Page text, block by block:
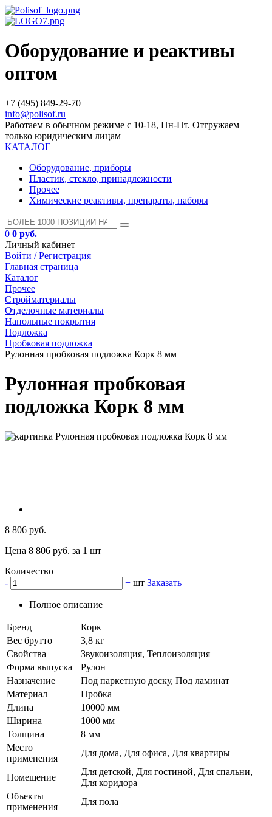
Оборудование и реактивы
оптом
+7 (495) 849-29-70
info@polisof.ru
Работаем в обычном режиме с 10-18, Пн-Пт. Отгружаем
только юридическим лицам
КАТАЛОГ
Оборудование, приборы
Пластик, стекло, принадлежности
Прочее
Химические реактивы, препараты, наборы
0 0 руб.
Личный кабинет
Войти / Регистрация
Главная страница
Каталог
Прочее
Стройматериалы
Отделочные материалы
Напольные покрытия
Подложка
Пробковая подложка
Рулонная пробковая подложка Корк 8 мм
Рулонная пробковая
подложка Корк 8 мм
8 806 руб.
Цена 8 806 руб. за 1 шт
Количество
-
+ шт Заказать
Полное описание
Бренд
Корк
Вес брутто
3,8 кг
Свойства
Звукоизоляция, Теплоизоляция
Форма выпуска
Рулон
Назначение
Под паркетную доску, Под ламинат
Материал
Пробка
Длина
10000 мм
Ширина
1000 мм
Толщина
8 мм
Место
применения
Для дома, Для офиса, Для квартиры
Помещение
Для детской, Для гостиной, Для спальни,
Для коридора
Объекты
применения
Для пола